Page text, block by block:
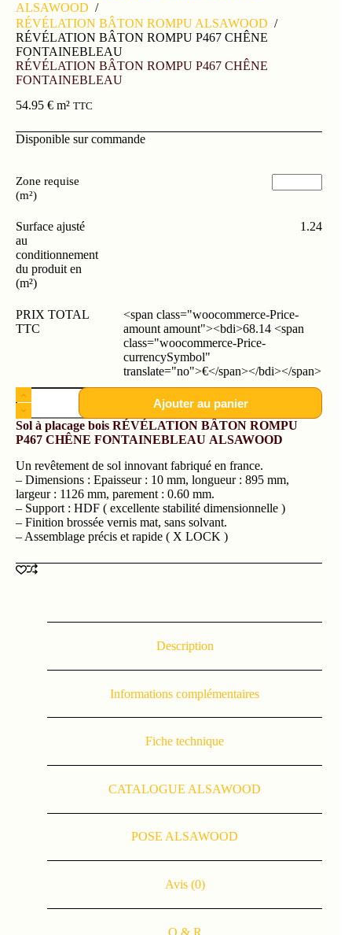
ALSAWOOD /
RÉVÉLATION BÂTON ROMPU ALSAWOOD /
RÉVÉLATION BÂTON ROMPU P467 CHÊNE
FONTAINEBLEAU
RÉVÉLATION BÂTON ROMPU P467 CHÊNE
FONTAINEBLEAU
54.95 € m² TTC
Disponible sur commande
Zone requise
(m²)
Surface ajusté
au
conditionnement
du produit en
(m²)
1.24
PRIX TOTAL
TTC
<span class="woocommerce-Price-
amount amount"><bdi>68.14 <span
class="woocommerce-Price-
currencySymbol"
translate="no">€</span></bdi></span>
Ajouter au panier
Sol à placage bois RÉVÉLATION BÂTON ROMPU
P467 CHÊNE FONTAINEBLEAU ALSAWOOD
Un revêtement de sol innovant fabriqué en france.
– Dimensions : Epaisseur : 10 mm, longueur : 895 mm,
largeur : 1126 mm, parement : 0.60 mm.
– Support : HDF ( excellente stabilité dimensionnelle )
– Finition brossée vernis mat, sans solvant.
– Assemblage précis et rapide ( X LOCK )
Description
Informations complémentaires
Fiche technique
CATALOGUE ALSAWOOD
POSE ALSAWOOD
Avis (0)
Q & R